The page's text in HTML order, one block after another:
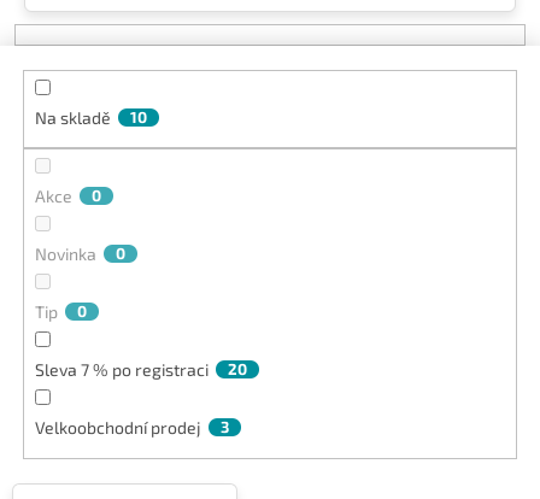
p
r
o
Na skladě 10
Akce 0
Novinka 0
Tip 0
Sleva 7 % po registraci 20
Velkoobchodní prodej 3